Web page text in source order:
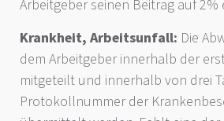
Arbeitgeber seinen Beitrag auf 2%
Krankheit, Arbeitsunfall: Die
dem Arbeitgeber innerhalb der
mitgeteilt und innerhalb von drei
Protokollnummer der